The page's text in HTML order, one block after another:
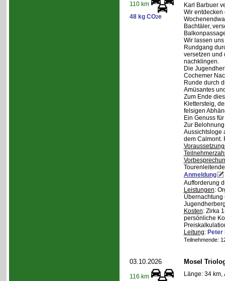
110 km
48 kg CO2e
Karl Barbuer
Wir
Bachtäler,
Wir lassen
Rundgang
versetzen und
nachklingen.
Die
Cochemer
Runde durch
Amüsantes
Zum Ende
Klettersteig,
felsigen
Ein Genuss
Zur
Aussichtsloge
dem Calmont.
Anmeldung
Aufforderung
Leistungen:
Übernachtung
Kosten: Zirka
persönliche
Leitung: Peter
Teilnehmende:
03.10.2026
116 km
Mosel
Länge: 34 km,